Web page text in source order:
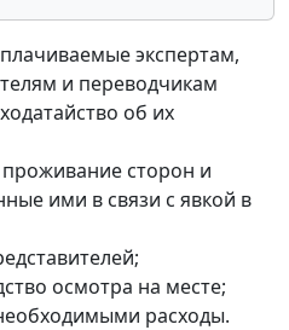
экспертам,
и переводчикам
об их
сторон и
ими в связи с явкой в
осмотра на месте;
расходы.